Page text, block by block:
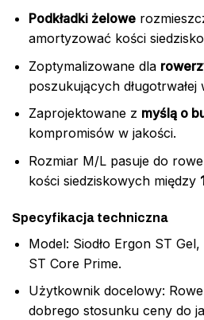
Podkładki żelowe
amortyzować kości
Zoptymalizowane dla
poszukujących długotrwałej
Zaprojektowane z myślą o
kompromisów w jakości.
Rozmiar M/L pasuje do
kości siedziskowych między
Specyfikacja techniczna
Model: Siodło Ergon ST
ST Core Prime.
Użytkownik docelowy:
dobrego stosunku ceny do